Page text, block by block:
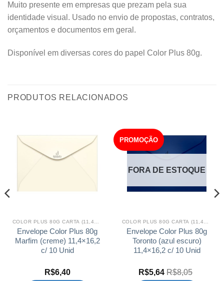
Muito presente em empresas que prezam pela sua
identidade visual. Usado no envio de propostas, contratos,
orçamentos e documentos em geral.
Disponível em diversas cores do papel Color Plus 80g.
PRODUTOS RELACIONADOS
Envelope Color Plus 80g
Marfim (creme) 11,4×16,2
c/ 10 Unid
R$6,40
PROMOÇÃO
FORA DE ESTOQUE
Envelope Color Plus 80g
Toronto (azul escuro)
11,4×16,2 c/ 10 Unid
R$5,64 R$8,05